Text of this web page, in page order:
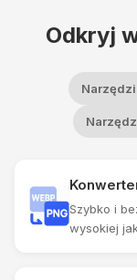
Odkryj
Szybko i
wysokiej